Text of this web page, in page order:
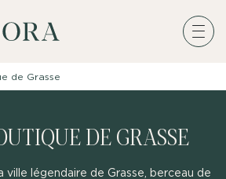
de Grasse
DE GRASSE
ville légendaire de Grasse, berceau de